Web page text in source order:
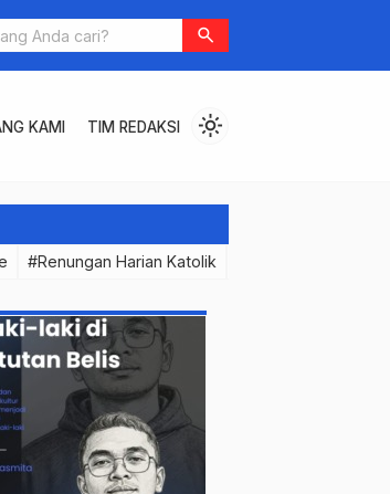
Kritik atas Kecenderungan Propagandis dalam
search
KAMI TIM REDAKSI light_mode
#Renungan Harian Katolik